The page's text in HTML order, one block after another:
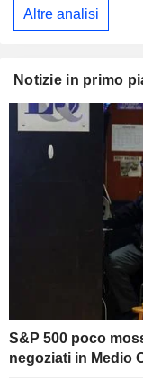
Altre analisi
Notizie in primo
S&P 500 poco
negoziati in Medio